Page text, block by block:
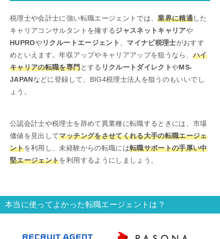
税理士や会計士に強い転職エージェントでは、業界に精通した
キャリアコンサルタントを擁するジャスネットキャリアや
HUPROやリクルートエージェント マイナビ税理士がおすす
めといえます。年収アップやキャリアアップを狙うなら、ハイ
キャリアの転職を専門とする リクルートダイレクトやMS-
JAPANなどに登録して、BIG4税理士法人を狙うのもいいでし
ょう。
公認会計士や税理士を辞めて異業種に転職するときには、市場
価値を見出してマッチングをさせてくれる大手の転職エージェ
ントを利用し、未経験からの転職には転職サポートの手厚い中
堅エージェントを利用するようにしましょう。
本当に使ってよかった転職エージェントは？